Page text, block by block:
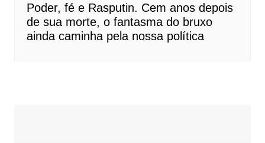
Poder, fé e Rasputin. Cem anos depois
de sua morte, o fantasma do bruxo
ainda caminha pela nossa política